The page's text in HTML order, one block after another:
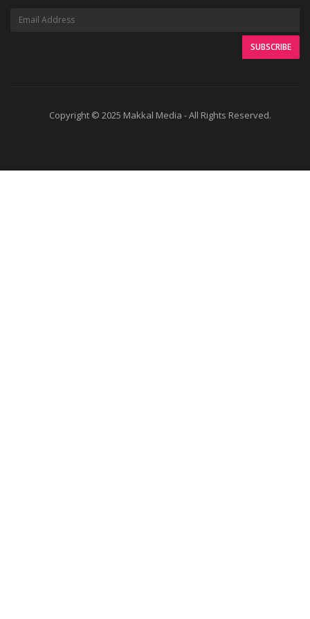
Copyright © 2025 Makkal Media - All Rights Reserved.